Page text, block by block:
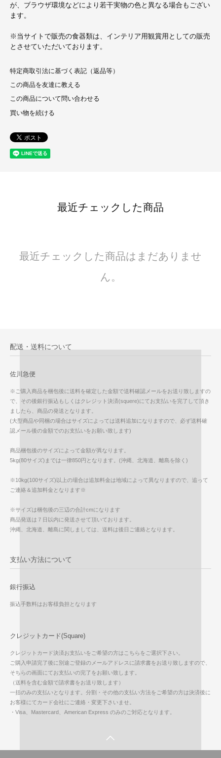
が、ブラウザ環境などにより若干実物の色と異なる場合もござい
ます。
※当サイトで販売の食器類は、インテリア用観賞用としての販売
とさせていただいております。
特定商取引法に基づく表記（返品等）
この商品を友達に教える
この商品について問い合わせる
買い物を続ける
最近チェックした商品
最近チェックした商品はまだありませ
ん。
配送・送料について
佐川急便
※ご購入商品を梱包後に送料を確定した金額で送料確認メールをお送り致しますの
で、その後銀行振込もしくはクレジット決済(squere)にてお支払いを完了して頂き
ましたら、商品の発送となります。
(大型商品や同梱の場合はサイズによっては送料追加になりますので、必ず送料確
認メール後の金額でのお支払いをお願い致します)
商品梱包後のサイズによって金額が異なります。
5kg(80サイズ)までは一律850円となります。(沖縄、北海道、離島を除く)
※10kg(100サイズ)以上の場合は追加料金は地域によって異なりますので、追って
ご連絡＆追加料金となります※
※サイズは梱包後の三辺の合計cmになります
商品発送は７日以内に発送させて頂いております。
沖縄、北海道、離島に関しましては、送料は後日ご連絡となります。
支払い方法について
銀行振込
振込手数料はお客様負担となります
クレジットカード(Square)
クレジットカード決済お支払いをご希望の方はこちらをご選択下さい。
ご購入申請完了後に別途ご登録のメールアドレスに請求書をお送り致しますので、
そちらの画面にてお支払いの完了をお願い致します。
（送料を含む金額で請求書をお送り致します）
一括のみの支払いとなります。分割・その他の支払い方法をご希望の方は決済後に
お客様にてカード会社にご連絡・変更下さいませ。
・Visa、Mastercard、American Express のみのご対応となります。